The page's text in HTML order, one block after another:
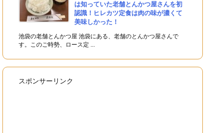
は知っていた老舗とんかつ屋さんを初
認識！ヒレカツ定食は肉の味が濃くて
美味しかった！
池袋の老舗とんかつ屋 池袋にある、老舗のとんかつ屋さんで
す。このご時勢、ロース定 ...
スポンサーリンク